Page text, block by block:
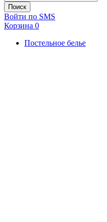
Поиск
Войти по SMS
Корзина 0
Постельное белье